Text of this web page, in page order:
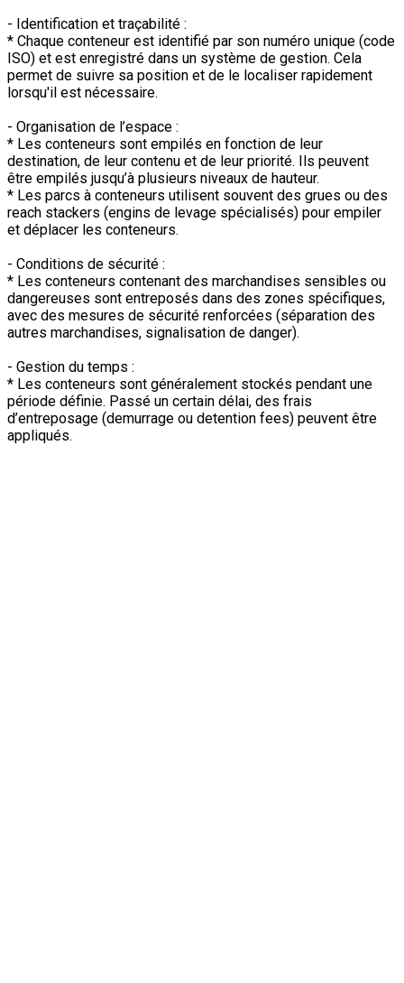
- Identification et traçabilité :
* Chaque conteneur est identifié par son numéro unique (code
ISO) et est enregistré dans un système de gestion. Cela
permet de suivre sa position et de le localiser rapidement
lorsqu'il est nécessaire.
- Organisation de l’espace :
* Les conteneurs sont empilés en fonction de leur
destination, de leur contenu et de leur priorité. Ils peuvent
être empilés jusqu’à plusieurs niveaux de hauteur.
* Les parcs à conteneurs utilisent souvent des grues ou des
reach stackers (engins de levage spécialisés) pour empiler
et déplacer les conteneurs.
- Conditions de sécurité :
* Les conteneurs contenant des marchandises sensibles ou
dangereuses sont entreposés dans des zones spécifiques,
avec des mesures de sécurité renforcées (séparation des
autres marchandises, signalisation de danger).
- Gestion du temps :
* Les conteneurs sont généralement stockés pendant une
période définie. Passé un certain délai, des frais
d’entreposage (demurrage ou detention fees) peuvent être
appliqués.